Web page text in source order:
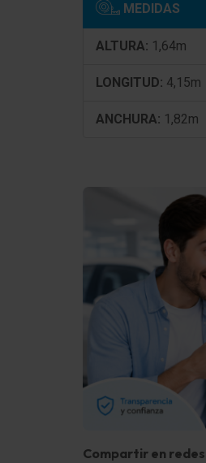
Asiento
(practicable)
Elevalunas
MEDIDAS
ALTURA: 1,64m
LONGITUD: 4,15m
ANCHURA: 1,82m
Compartir en